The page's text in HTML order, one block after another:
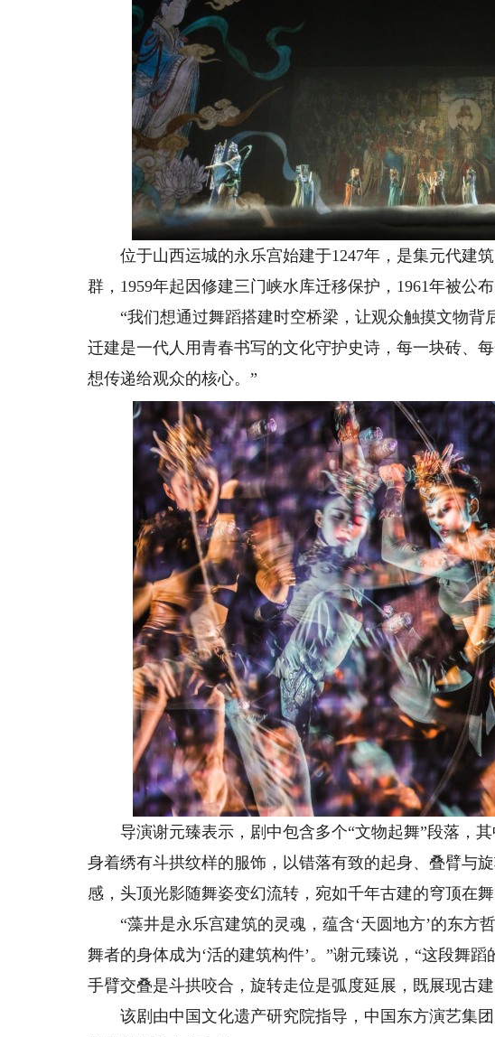
位于山西运城的永乐宫始建于1247年，是集元代建
群，1959年起因修建三门峡水库迁移保护，1961年被公
“我们想通过舞蹈搭建时空桥梁，让观众触摸文物背
迁建是一代人用青春书写的文化守护史诗，每一块砖、
想传递给观众的核心。”
导演谢元臻表示，剧中包含多个“文物起舞”段落，其
身着绣有斗拱纹样的服饰，以错落有致的起身、叠臂与
感，头顶光影随舞姿变幻流转，宛如千年古建的穹顶在舞
“藻井是永乐宫建筑的灵魂，蕴含‘天圆地方’的东方
舞者的身体成为‘活的建筑构件’。”谢元臻说，“这段舞
手臂交叠是斗拱咬合，旋转走位是弧度延展，既展现古
该剧由中国文化遗产研究院指导，中国东方演艺集团